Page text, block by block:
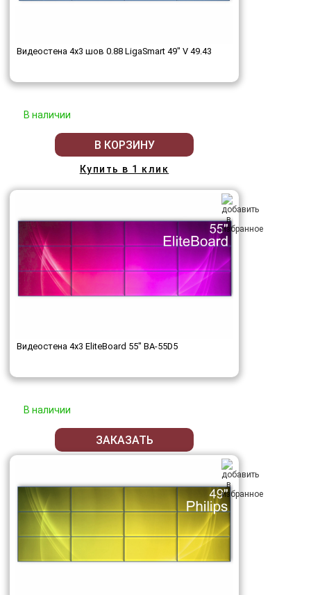
Видеостена 4x3 шов 0.88 LigaSmart 49" V 49.43
В наличии
В КОРЗИНУ
Купить в 1 клик
Видеостена 4x3 EliteBoard 55" BA-55D5
В наличии
ЗАКАЗАТЬ